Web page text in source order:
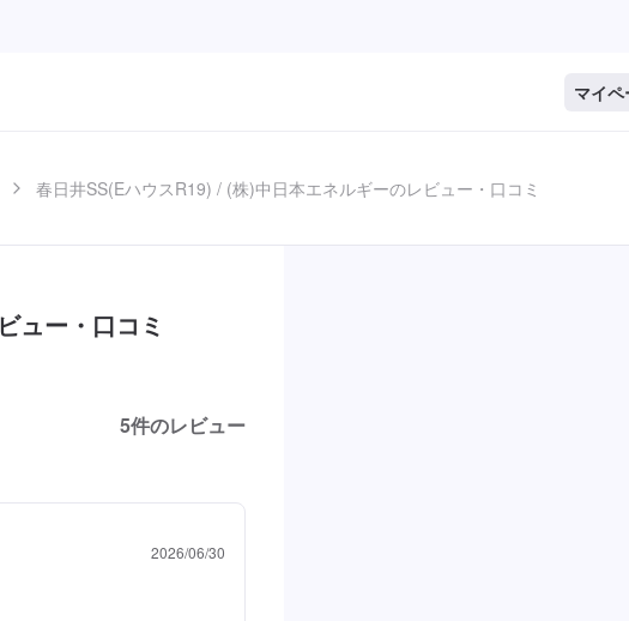
マイ
春日井SS(EハウスR19) / (株)中日本エネルギーのレビュー・口コミ
ュー・口コミ
5件のレビュー
2026/06/30